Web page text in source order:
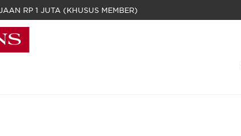
GRATIS BIAYA PENGIRIMAN UNTUK MIN. PEMBELANJAAN RP 1 JUTA (KHUSUS MEMBER)